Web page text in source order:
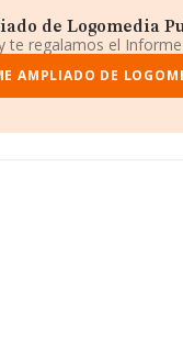
Publicidad S.L,
núm. 3, (41008),
INFORMA sobre
a 18.626
Sevilla, en la base de
de Logomedia
te regalamos el
AMPLIADO DE